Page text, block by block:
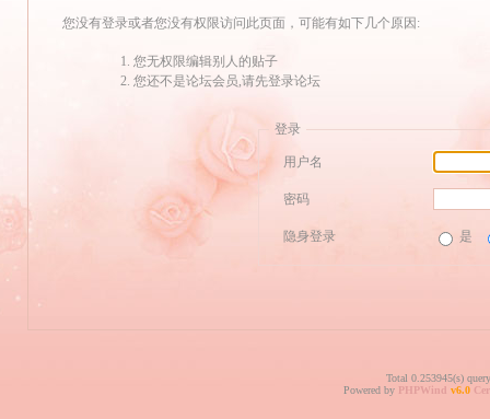
您没有登录或者您没有权限访问此页面，可能有如下几个原因:
您无权限编辑别人的贴子
您还不是论坛会员,请先登录论坛
登录
用户名
密码
隐身登录 是
Total 0.253945(s)
Powered by PHPWind v6.0